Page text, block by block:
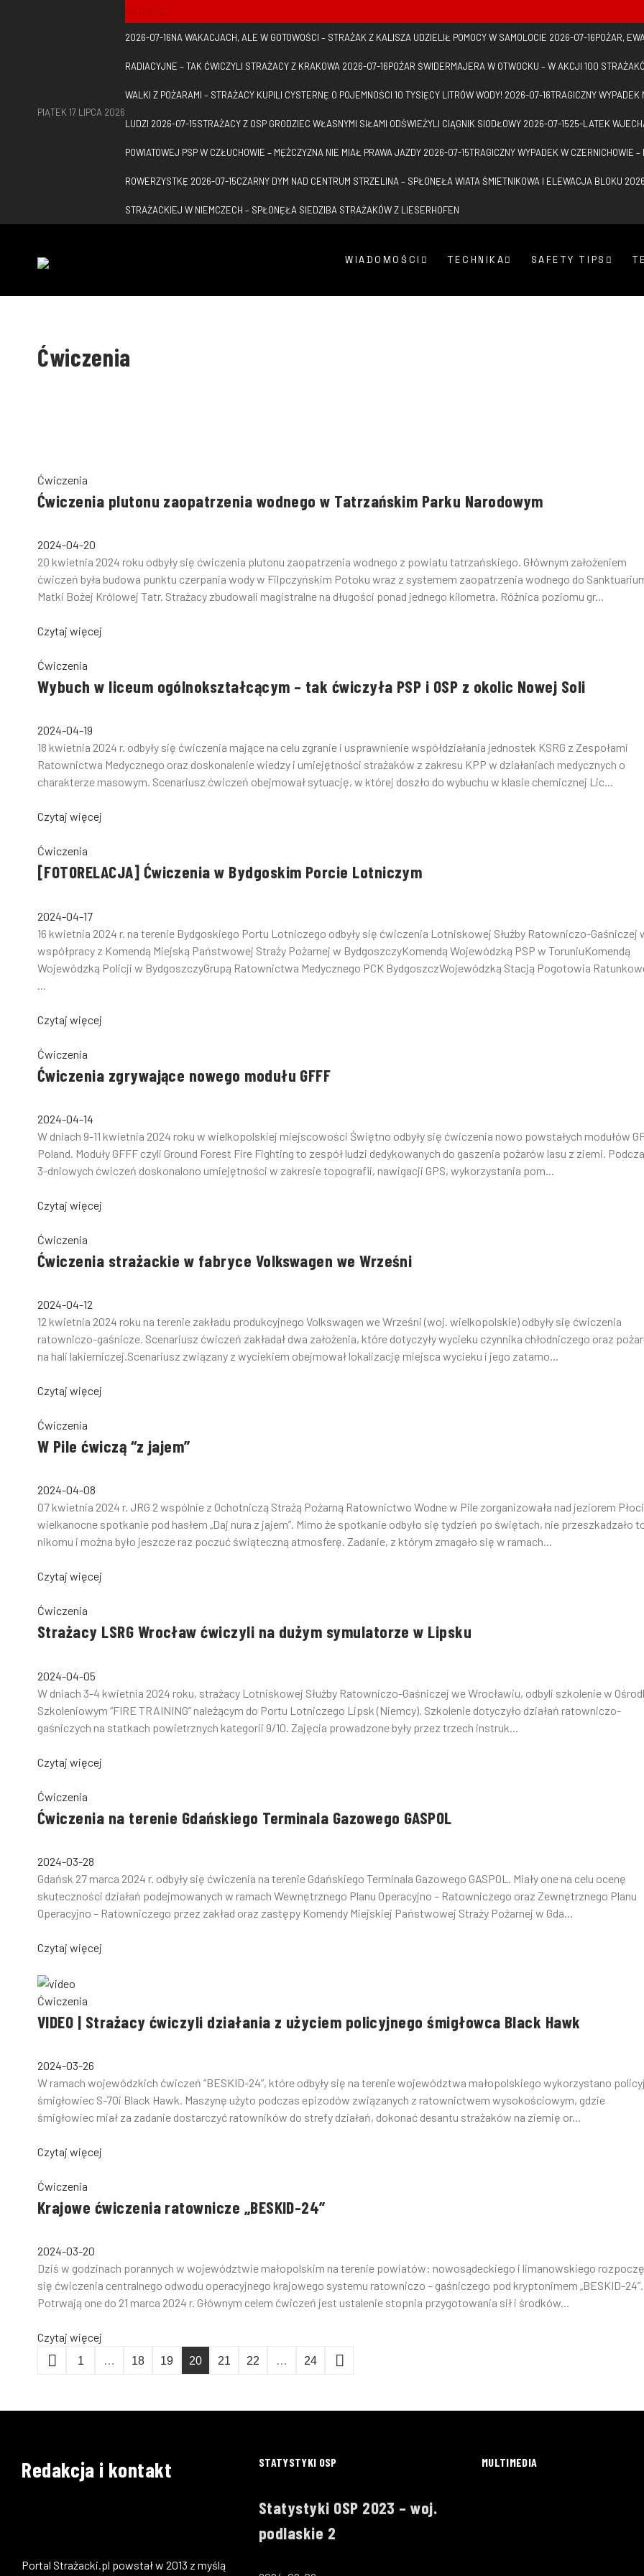
PIĄTEK 17 LIPCA 2026
NA GORĄCO
2026-07-16NA WAKACJACH, ALE W GOTOWOŚCI – STRAŻAK Z KALISZA UDZIELIŁ POMOCY W SAMOLOCIE 2026-07-16POŻAR,
RADIACYJNE – TAK ĆWICZYLI STRAŻACY Z KRAKOWA 2026-07-16POŻAR ŚWIDERMAJERA W OTWOCKU – W AKCJI 100
WALKI Z POŻARAMI – STRAŻACY KUPILI CYSTERNĘ O POJEMNOŚCI 10 TYSIĘCY LITRÓW WODY! 2026-07-16TRAGICZNY
LUDZI 2026-07-15STRAŻACY Z OSP GRODZIEC WŁASNYMI SIŁAMI ODŚWIEŻYLI CIĄGNIK SIODŁOWY 2026-07-1525-LATEK
POWIATOWEJ PSP W CZŁUCHOWIE – MĘŻCZYZNA NIE MIAŁ PRAWA JAZDY 2026-07-15TRAGICZNY WYPADEK W CZERNICHOWIE
ROWERZYSTKĘ 2026-07-15CZARNY DYM NAD CENTRUM STRZELINA – SPŁONĘŁA WIATA ŚMIETNIKOWA I ELEWACJA BLOKU
STRAŻACKIEJ W NIEMCZECH – SPŁONĘŁA SIEDZIBA STRAŻAKÓW Z LIESERHOFEN
WIADOMOŚCI TECHNIKA SAFETY TIPS
Ćwiczenia
Ćwiczenia
Ćwiczenia plutonu zaopatrzenia wodnego w Tatrzańskim Parku Narodowym
2024-04-20
20 kwietnia 2024 roku odbyły się ćwiczenia plutonu zaopatrzenia wodnego z powiatu tatrzańskiego. Głównym założeniem
ćwiczeń była budowa punktu czerpania wody w Filpczyńskim Potoku wraz z systemem zaopatrzenia wodnego do
Matki Bożej Królowej Tatr. Strażacy zbudowali magistralne na długości ponad jednego kilometra. Różnica poziomu gr...
Czytaj więcej
Ćwiczenia
Wybuch w liceum ogólnokształcącym – tak ćwiczyła PSP i OSP z okolic Nowej Soli
2024-04-19
18 kwietnia 2024 r. odbyły się ćwiczenia mające na celu zgranie i usprawnienie współdziałania jednostek KSRG z Zespołami
Ratownictwa Medycznego oraz doskonalenie wiedzy i umiejętności strażaków z zakresu KPP w działaniach medycznych o
charakterze masowym. Scenariusz ćwiczeń obejmował sytuację, w której doszło do wybuchu w klasie chemicznej Lic...
Czytaj więcej
Ćwiczenia
[FOTORELACJA] Ćwiczenia w Bydgoskim Porcie Lotniczym
2024-04-17
16 kwietnia 2024 r. na terenie Bydgoskiego Portu Lotniczego odbyły się ćwiczenia Lotniskowej Służby Ratowniczo-Gaśniczej
współpracy z Komendą Miejską Państwowej Straży Pożarnej w BydgoszczyKomendą Wojewódzką PSP w ToruniuKomendą
Wojewódzką Policji w BydgoszczyGrupą Ratownictwa Medycznego PCK BydgoszczWojewódzką Stacją Pogotowia
Czytaj więcej
Ćwiczenia
Ćwiczenia zgrywające nowego modułu GFFF
2024-04-14
W dniach 9-11 kwietnia 2024 roku w wielkopolskiej miejscowości Świętno odbyły się ćwiczenia nowo powstałych modułów
Poland. Moduły GFFF czyli Ground Forest Fire Fighting to zespół ludzi dedykowanych do gaszenia pożarów lasu z ziemi.
3-dniowych ćwiczeń doskonalono umiejętności w zakresie topografii, nawigacji GPS, wykorzystania pom...
Czytaj więcej
Ćwiczenia
Ćwiczenia strażackie w fabryce Volkswagen we Wrześni
2024-04-12
12 kwietnia 2024 roku na terenie zakładu produkcyjnego Volkswagen we Wrześni (woj. wielkopolskie) odbyły się ćwiczenia
ratowniczo-gaśnicze. Scenariusz ćwiczeń zakładał dwa założenia, które dotyczyły wycieku czynnika chłodniczego oraz
na hali lakierniczej.Scenariusz związany z wyciekiem obejmował lokalizację miejsca wycieku i jego zatamo...
Czytaj więcej
Ćwiczenia
W Pile ćwiczą “z jajem”
2024-04-08
07 kwietnia 2024 r. JRG 2 wspólnie z Ochotniczą Strażą Pożarną Ratownictwo Wodne w Pile zorganizowała nad jeziorem
wielkanocne spotkanie pod hasłem „Daj nura z jajem”. Mimo że spotkanie odbyło się tydzień po świętach, nie przeszkadzało
nikomu i można było jeszcze raz poczuć świąteczną atmosferę. Zadanie, z którym zmagało się w ramach...
Czytaj więcej
Ćwiczenia
Strażacy LSRG Wrocław ćwiczyli na dużym symulatorze w Lipsku
2024-04-05
W dniach 3-4 kwietnia 2024 roku, strażacy Lotniskowej Służby Ratowniczo-Gaśniczej we Wrocławiu, odbyli szkolenie w
Szkoleniowym “FIRE TRAINING” należącym do Portu Lotniczego Lipsk (Niemcy). Szkolenie dotyczyło działań ratowniczo-
gaśniczych na statkach powietrznych kategorii 9/10. Zajęcia prowadzone były przez trzech instruk...
Czytaj więcej
Ćwiczenia
Ćwiczenia na terenie Gdańskiego Terminala Gazowego GASPOL
2024-03-28
Gdańsk 27 marca 2024 r. odbyły się ćwiczenia na terenie Gdańskiego Terminala Gazowego GASPOL. Miały one na celu ocenę
skuteczności działań podejmowanych w ramach Wewnętrznego Planu Operacyjno – Ratowniczego oraz Zewnętrznego Planu
Operacyjno – Ratowniczego przez zakład oraz zastępy Komendy Miejskiej Państwowej Straży Pożarnej w Gda...
Czytaj więcej
Ćwiczenia
VIDEO | Strażacy ćwiczyli działania z użyciem policyjnego śmigłowca Black Hawk
2024-03-26
W ramach wojewódzkich ćwiczeń “BESKID-24”, które odbyły się na terenie województwa małopolskiego wykorzystano
śmigłowiec S-70i Black Hawk. Maszynę użyto podczas epizodów związanych z ratownictwem wysokościowym, gdzie
śmigłowiec miał za zadanie dostarczyć ratowników do strefy działań, dokonać desantu strażaków na ziemię or...
Czytaj więcej
Ćwiczenia
Krajowe ćwiczenia ratownicze „BESKID-24”
2024-03-20
Dziś w godzinach porannych w województwie małopolskim na terenie powiatów: nowosądeckiego i limanowskiego
się ćwiczenia centralnego odwodu operacyjnego krajowego systemu ratowniczo – gaśniczego pod kryptonimem „BESKID-24”.
Potrwają one do 21 marca 2024 r. Głównym celem ćwiczeń jest ustalenie stopnia przygotowania sił i środków...
Czytaj więcej
1 … 18 19 20 21 22 … 24
Redakcja i kontakt
Portal Strażacki.pl powstał w 2013 z myślą
STATYSTYKI OSP
Statystyki OSP 2023 – woj.
podlaskie 2
MULTIMEDIA